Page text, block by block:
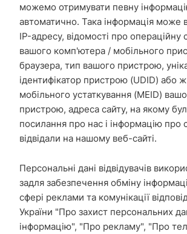
можемо отримувати певну
автоматично. Така інформація може
IP-адресу, відомості про операційну
вашого комп'ютера / мобільного
браузера, тип вашого пристрою,
ідентифікатор пристрою (UDID) або ж
мобільного устаткування (MEID)
пристрою, адреса сайту, на якому
посилання про нас і інформацію про
відвідали на нашому веб-сайті.
Персональні дані відвідувачів
задля забезпечення обміну
сфері реклами та комунікації
України "Про захист персональних
інформацію", "Про рекламу", "Про